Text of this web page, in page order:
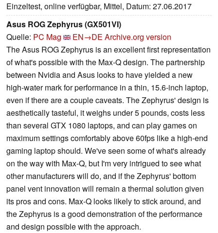
Einzeltest, online verfügbar, Mittel, Datum: 27.06.2017
Asus ROG Zephyrus (GX501VI)
Quelle: PC Mag EN→DE Archive.org version
The Asus ROG Zephyrus is an excellent first representation
of what's possible with the Max-Q design. The partnership
between Nvidia and Asus looks to have yielded a new
high-water mark for performance in a thin, 15.6-inch laptop,
even if there are a couple caveats. The Zephyrus' design is
aesthetically tasteful, it weighs under 5 pounds, costs less
than several GTX 1080 laptops, and can play games on
maximum settings comfortably above 60fps like a high-end
gaming laptop should. We've seen some of what's already
on the way with Max-Q, but I'm very intrigued to see what
other manufacturers will do, and if the Zephyrus' bottom
panel vent innovation will remain a thermal solution given
its pros and cons. Max-Q looks likely to stick around, and
the Zephyrus is a good demonstration of the performance
and design possible with the approach.